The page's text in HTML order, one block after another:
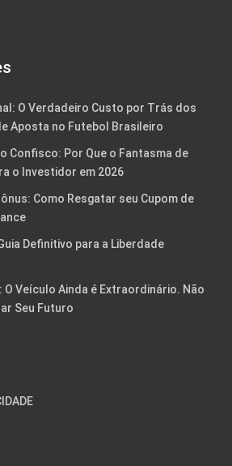
O Verdadeiro Custo por Trás dos
Aposta no Futebol Brasileiro
Confisco: Por Que o Fantasma de
o Investidor em 2026
Como Resgatar seu Cupom de
Definitivo para a Liberdade
O Veículo Ainda é Extraordinário. Não
Seu Futuro